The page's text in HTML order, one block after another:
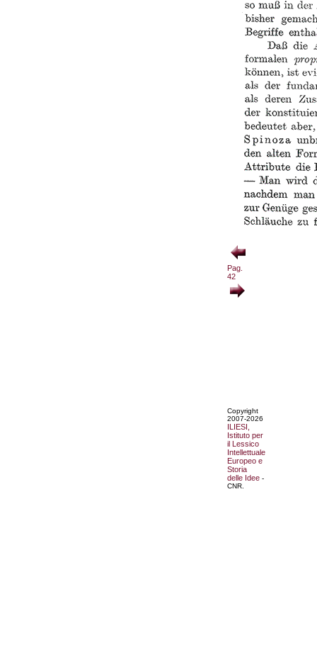
Pag.
42
Copyright
2007-2026
ILIESI,
Istituto per
il Lessico
Intellettuale
Europeo e
Storia
delle Idee -
CNR.